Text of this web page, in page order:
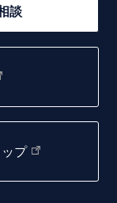
店
談
プ